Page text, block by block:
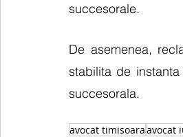
succesorale.
De asemenea,
stabilita de
succesorala.
avocat timisoaraavocat